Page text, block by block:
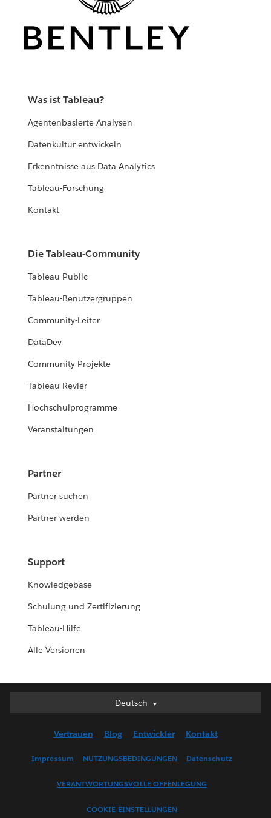
Was ist Tableau?
Agentenbasierte Analysen
Datenkultur entwickeln
Erkenntnisse aus Data Analytics
Tableau-Forschung
Kontakt
Die Tableau-Community
Tableau Public
Tableau-Benutzergruppen
Community-Leiter
DataDev
Community-Projekte
Tableau Revier
Hochschulprogramme
Veranstaltungen
Partner
Partner suchen
Partner werden
Support
Knowledgebase
Schulung und Zertifizierung
Tableau-Hilfe
Alle Versionen
Deutsch
Deutsch
Español
Italiano
Vertrauen Blog Entwickler Kontakt
Impressum NUTZUNGSBEDINGUNGEN Datenschutz
VERANTWORTUNGSVOLLE OFFENLEGUNG
COOKIE-EINSTELLUNGEN